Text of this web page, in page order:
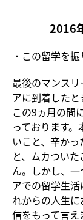
2016
・この留学を
最後のマンス
アに到着したと
この9ヵ月の間
っております
いこと、辛か
と、ムカつい
ん。しかし、
アでの留学生
れからの人生
信をもって言